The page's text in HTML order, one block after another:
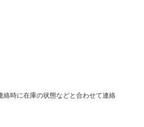
時に在庫の状態などと合わせて連絡